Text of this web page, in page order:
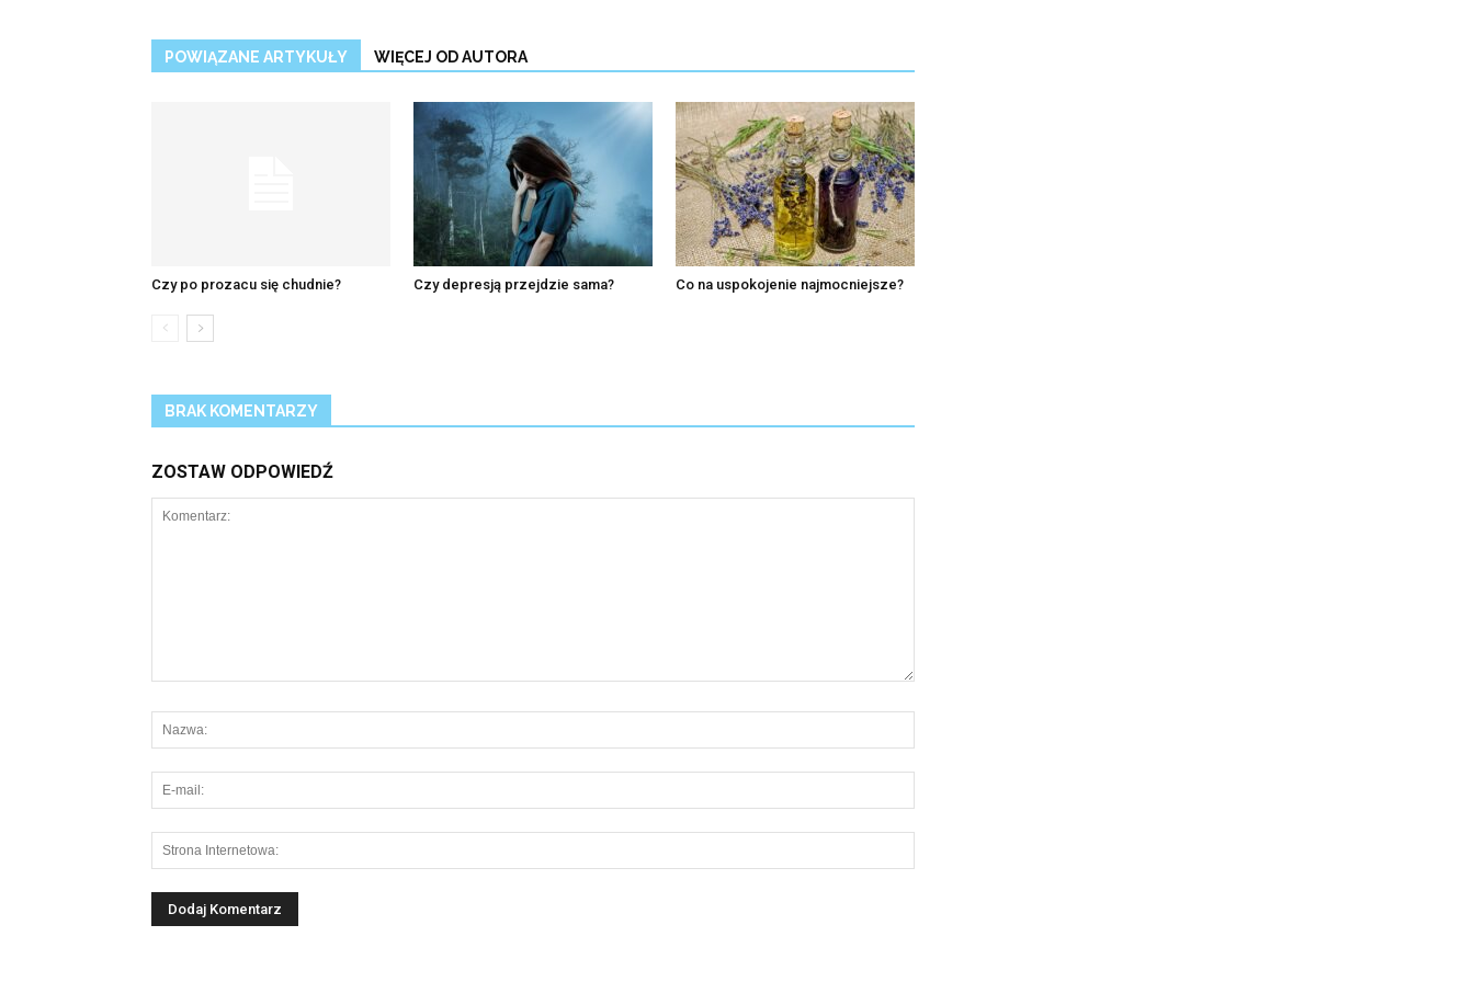
POWIĄZANE ARTYKUŁY WIĘCEJ OD AUTORA
Czy po prozacu się chudnie? Czy depresją przejdzie sama? Co na uspokojenie najmocniejsze?
BRAK KOMENTARZY
ZOSTAW ODPOWIEDŹ